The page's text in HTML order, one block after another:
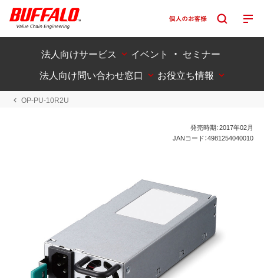
法人向けサービス
イベント ・ セミナー
法人向け問い合わせ窓口
お役立ち情報
OP-PU-10R2U
発売時期：2017年02月
JANコード：4981254040010